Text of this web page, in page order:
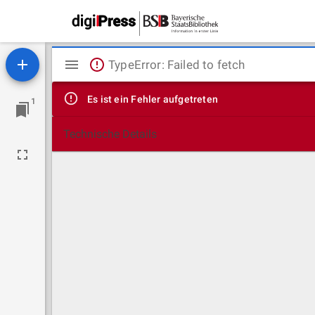
1
Mirador
Viewer
TypeError: Failed to fetch
Es ist ein Fehler aufgetreten
Technische Details